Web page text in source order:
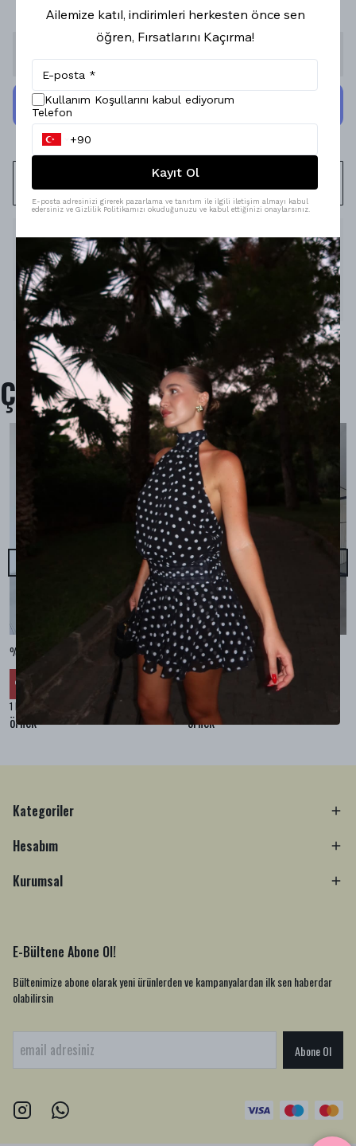
Stoğa Gelince Haber Ver
WHATSAPP
Ürün Açıklaması
Model Ölçüleri : 167cm/53kg
Modelin Beden : S beden
Ürün İçeriği : -
Ürün Boyu : -
Çok Satanlar
%100 KETEN CEPLİ ŞALVAR PANTOLON - Bej
% ₺ 1,609.99
1 Renk 4 Beden
örnek
%100 KETEN SALAŞ GÖMLEK - Bej
₺ 2,099.99
₺ 1,469.99
örnek
Kategoriler
Hesabım
Kurumsal
E-Bültene Abone Ol!
Bültenimize abone olarak yeni ürünlerden ve kampanyalardan ilk sen haberdar
olabilirsin
Abone Ol
Ailemize katıl, indirimleri herkesten önce sen
öğren, Fırsatlarını Kaçırma!
Kullanım Koşullarını kabul ediyorum
Telefon
Kayıt Ol
E-posta adresinizi girerek pazarlama ve tanıtım ile ilgili iletişim almayı kabul
edersiniz ve Gizlilik Politikamızı okuduğunuzu ve kabul ettiğinizi onaylarsınız.